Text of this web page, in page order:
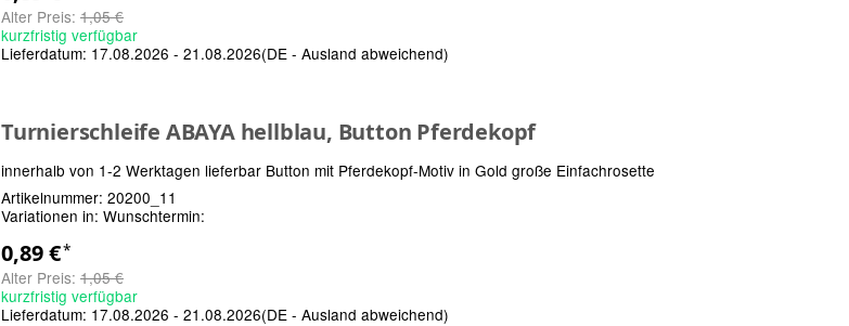
Alter Preis: 1,05 €
kurzfristig verfügbar
Lieferdatum: 17.08.2026 - 21.08.2026(DE - Ausland abweichend)
Turnierschleife ABAYA hellblau, Button Pferdekopf
innerhalb von 1-2 Werktagen lieferbar Button mit Pferdekopf-Motiv in Gold große Einfachrosette
Artikelnummer: 20200_11
Variationen in: Wunschtermin:
0,89 €*
Alter Preis: 1,05 €
kurzfristig verfügbar
Lieferdatum: 17.08.2026 - 21.08.2026(DE - Ausland abweichend)